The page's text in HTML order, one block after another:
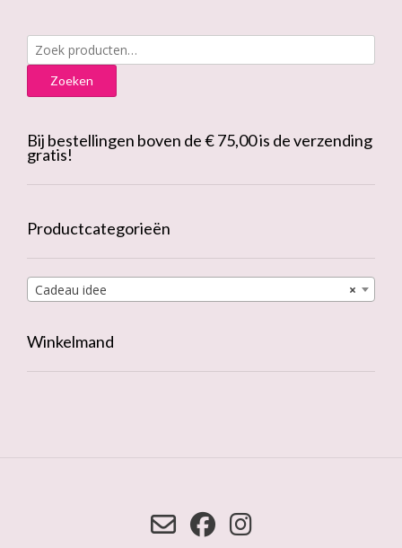
Zoeken
naar:
Zoeken
Bij bestellingen boven de € 75,00 is de verzending
gratis!
Productcategorieën
×
Cadeau idee
Winkelmand